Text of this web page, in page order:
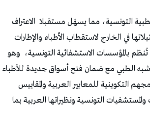
التونسية، مما يسهّل مستقبلا الاعتراف
في الخارج لاستقطاب الأطباء والإطارات
بالمؤسسات الاستشفائية التونسية، وهو
الطبي مع ضمان فتح أسواق جديدة للأطباء
التكوينية للمعايير العربية والمقاييس
التونسية ونظيراتها العربية بما